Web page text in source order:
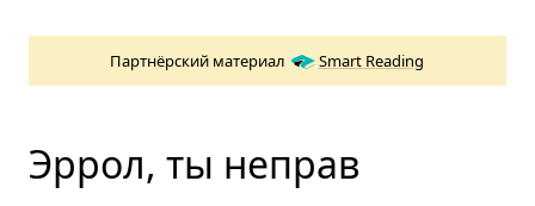
Партнёрский материал Smart Reading
Эррол, ты неправ